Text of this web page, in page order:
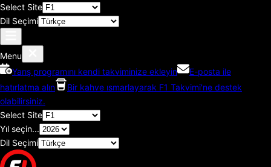
Select Site
Dil Seçimi
Menu
Yarış programını kendi takviminize ekleyin
E-posta ile
hatırlatma alın
Bir kahve ısmarlayarak F1 Takvimi'ne destek
olabilirsiniz.
Select Site
Yıl seçin...
Dil Seçimi